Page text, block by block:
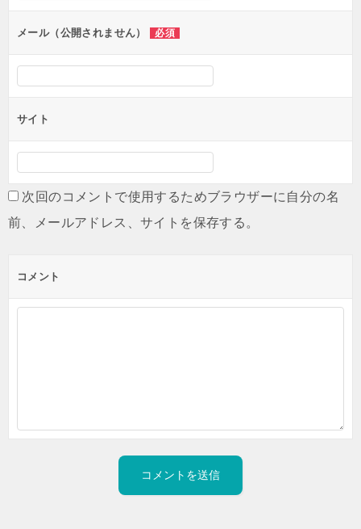
ンメール（公開されません） 必須
サイト
次回のコメントで使用するためブラウザーに自分の名
前、メールアドレス、サイトを保存する。
コメント